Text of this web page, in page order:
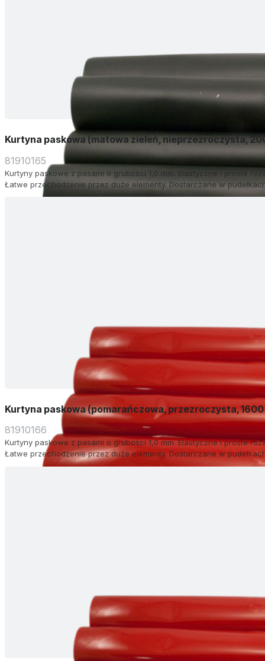
Kurtyna paskowa (matowa zieleń, nieprzezroczysta,
81910165
Kurtyny paskowe z pasami o grubości 1,0 mm. Elastyczne i proste
Łatwe przechodzenie przez duże elementy. Dostarczane w
Kurtyna paskowa (pomarańczowa, przezroczysta, 1600
81910166
Kurtyny paskowe z pasami o grubości 1,0 mm. Elastyczne i proste
Łatwe przechodzenie przez duże elementy. Dostarczane w